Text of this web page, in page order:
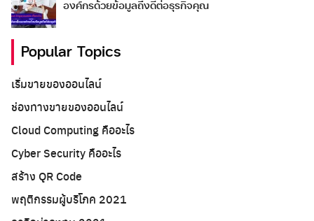
องค์กรด้วยข้อมูลถึงดีต่อธุรกิจคุณ
Popular Topics
เริ่มขายของออนไลน์
ช่องทางขายของออนไลน์
Cloud Computing คืออะไร
Cyber Security คืออะไร
สร้าง QR Code
พฤติกรรมผู้บริโภค 2021